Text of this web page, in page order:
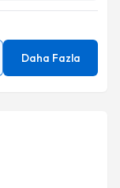
Daha Fazla